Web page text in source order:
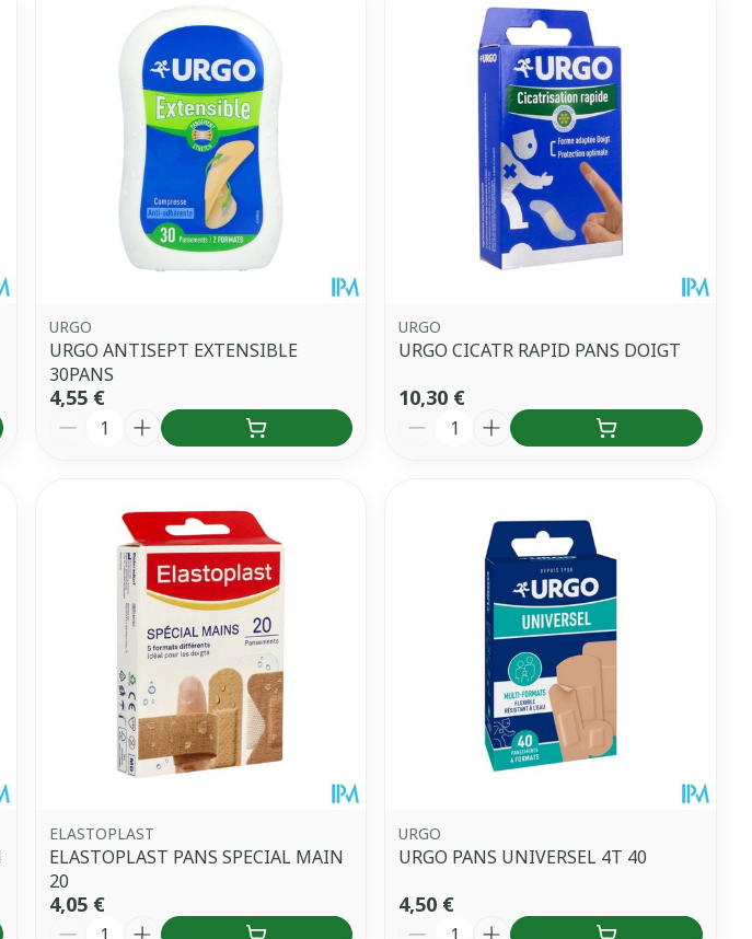
maximales du prix.
URGO
URGO ANTISEPT EXTENSIBLE
30PANS
4,55 €
Quantité
URGO
URGO CICATR RAPID PANS DOIGT
10,30 €
Quantité
ELASTOPLAST
ELASTOPLAST PANS SPECIAL MAIN
20
4,05 €
Quantité
URGO
URGO PANS UNIVERSEL 4T 40
4,50 €
Quantité